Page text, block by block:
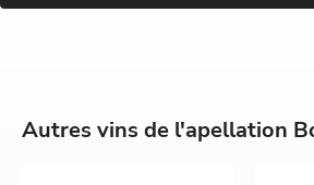
Autres vins de l'apellation